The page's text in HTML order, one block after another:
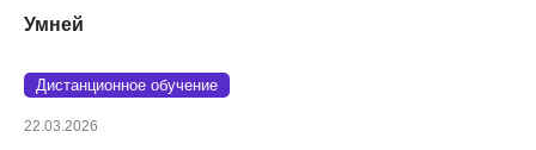
Умней
Дистанционное обучение
22.03.2026